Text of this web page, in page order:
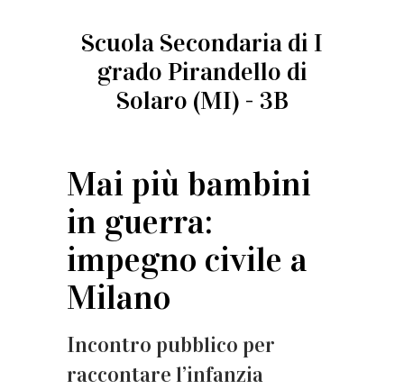
Scuola Secondaria di I
grado Pirandello di
Solaro (MI) - 3B
Mai più bambini
in guerra:
impegno civile a
Milano
Incontro pubblico per
raccontare l’infanzia